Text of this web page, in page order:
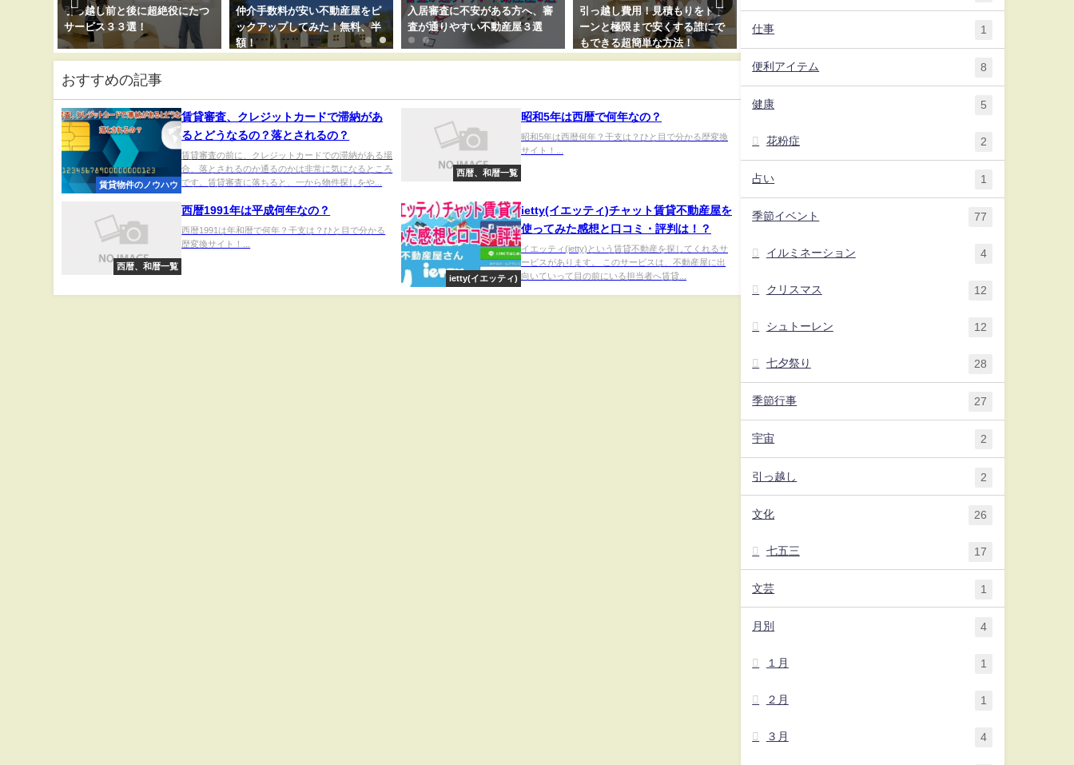
引っ越し前と後に超絶役にたつ
サービス３３選！
仲介手数料が安い不動産屋をピ
ックアップしてみた！無料、半
額！
入居審査に不安がある方へ、審
査が通りやすい不動産屋３選
引っ越し費用！見積もりをドド
ーンと極限まで安くする誰にで
もできる超簡単な方法！
賃貸物件探しで審査に不安があ
る方へ！望むお部屋へ確実に入
い方！
引っ越し前と後に超絶役にたつ
サービス３３選！
おすすめの記事
賃貸物件のノウハウ
賃貸審査、クレジットカードで滞納があ
るとどうなるの？落とされるの？
賃貸審査の前に、クレジットカードでの滞納がある場
合、落とされるのか通るのかは非常に気になるところ
です。賃貸審査に落ちると、一から物件探しをや...
西暦、和暦一覧
昭和5年は西暦で何年なの？
昭和5年は西暦何年？干支は？ひと目で分かる歴変換
サイト！...
西暦、和暦一覧
西暦1991年は平成何年なの？
西暦1991は年和暦で何年？干支は？ひと目で分かる
歴変換サイト！...
ietty(イエッティ)
ietty(イエッティ)チャット賃貸不動産屋を
使ってみた感想と口コミ・評判は！？
イエッティ(ietty)という賃貸不動産を探してくれるサ
ービスがあります。 このサービスは、不動産屋に出
向いていって目の前にいる担当者へ賃貸...
仕事 1
便利アイテム 8
健康 5
花粉症 2
占い 1
季節イベント 77
イルミネーション 4
クリスマス 12
シュトーレン 12
七夕祭り 28
季節行事 27
宇宙 2
引っ越し 2
文化 26
七五三 17
文芸 1
月別 4
１月 1
２月 1
３月 4